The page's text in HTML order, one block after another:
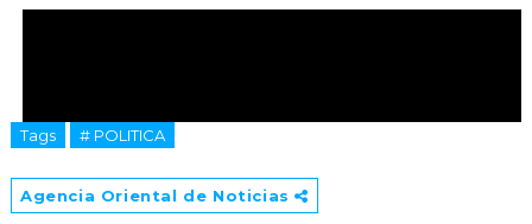
Tags # POLITICA
Agencia Oriental de Noticias